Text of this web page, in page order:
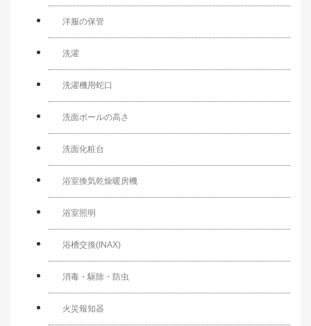
洋服の保管
洗濯
洗濯機用蛇口
洗面ボールの高さ
洗面化粧台
浴室換気乾燥暖房機
浴室照明
浴槽交換(INAX)
消毒・駆除・防虫
火災報知器